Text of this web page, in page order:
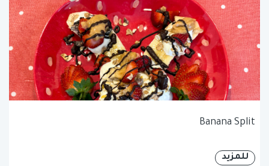
Banana Split
للمزيد